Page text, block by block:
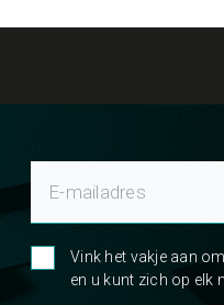
Vink het vakje aan
en u kunt zich op elk